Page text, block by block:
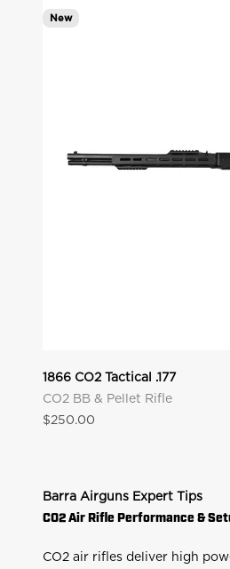
New
1866 CO2 Tactical .177
CO2 BB & Pellet Rifle
Precio de oferta
$250.00
Barra Airguns Expert Tips
CO2 Air Rifle Performance &
CO2 air rifles deliver high